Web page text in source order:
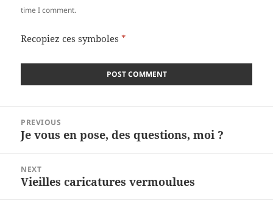
time I comment.
Recopiez ces symboles *
navigation
PREVIOUS
Previous
Je vous en pose, des questions, moi ?
NEXT
Next
Vieilles caricatures vermoulues